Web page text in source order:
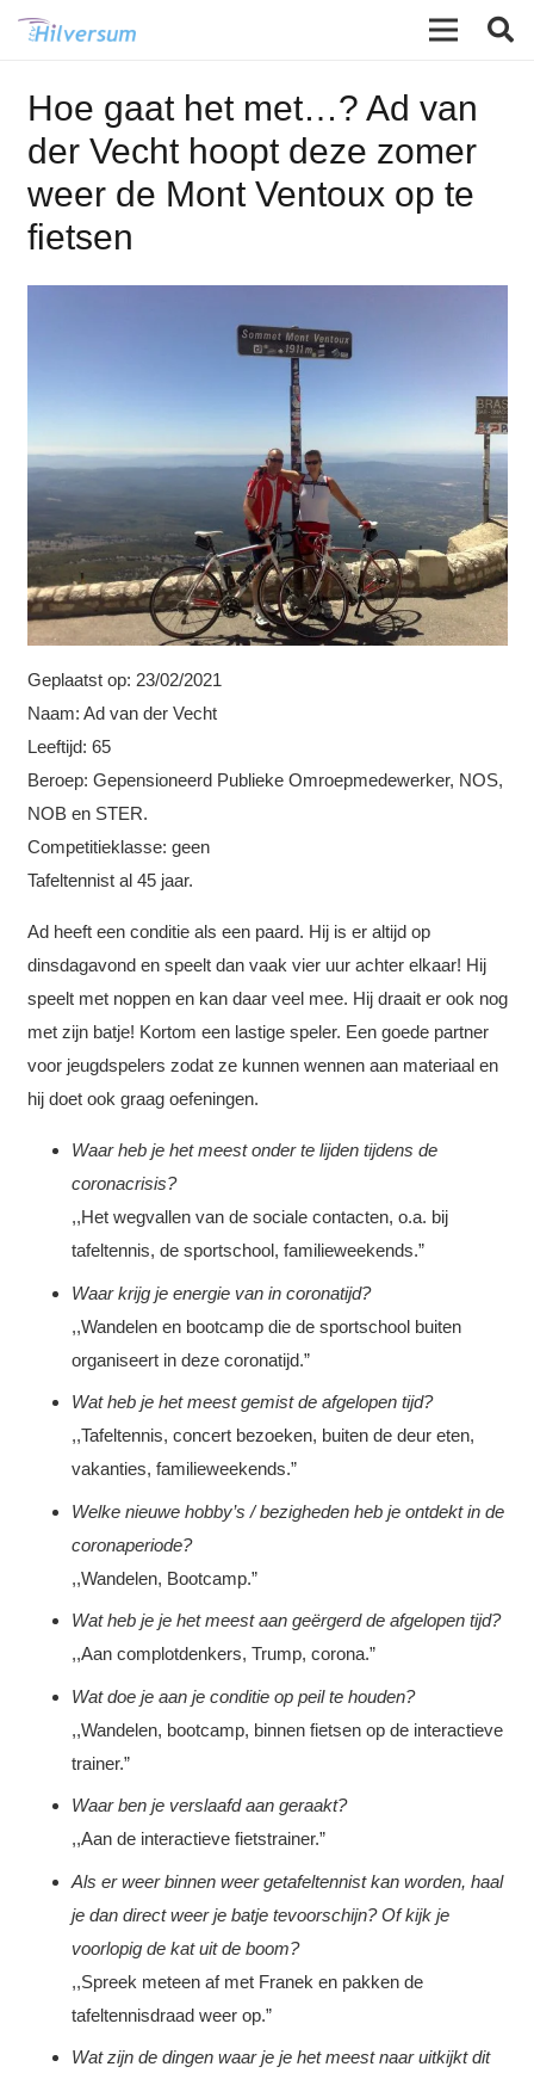
Hoe gaat het met…? Ad van
der Vecht hoopt deze zomer
weer de Mont Ventoux op te
fietsen
Geplaatst op: 23/02/2021
Naam: Ad van der Vecht
Leeftijd: 65
Beroep: Gepensioneerd Publieke Omroepmedewerker, NOS,
NOB en STER.
Competitieklasse: geen
Tafeltennist al 45 jaar.
Ad heeft een conditie als een paard. Hij is er altijd op
dinsdagavond en speelt dan vaak vier uur achter elkaar! Hij
speelt met noppen en kan daar veel mee. Hij draait er ook nog
met zijn batje! Kortom een lastige speler. Een goede partner
voor jeugdspelers zodat ze kunnen wennen aan materiaal en
hij doet ook graag oefeningen.
Waar heb je het meest onder te lijden tijdens de
coronacrisis?
,,Het wegvallen van de sociale contacten, o.a. bij
tafeltennis, de sportschool, familieweekends.”
Waar krijg je energie van in coronatijd?
,,Wandelen en bootcamp die de sportschool buiten
organiseert in deze coronatijd.”
Wat heb je het meest gemist de afgelopen tijd?
,,Tafeltennis, concert bezoeken, buiten de deur eten,
vakanties, familieweekends.”
Welke nieuwe hobby’s / bezigheden heb je ontdekt in de
coronaperiode?
,,Wandelen, Bootcamp.”
Wat heb je je het meest aan geërgerd de afgelopen tijd?
,,Aan complotdenkers, Trump, corona.”
Wat doe je aan je conditie op peil te houden?
,,Wandelen, bootcamp, binnen fietsen op de interactieve
trainer.”
Waar ben je verslaafd aan geraakt?
,,Aan de interactieve fietstrainer.”
Als er weer binnen weer getafeltennist kan worden, haal
je dan direct weer je batje tevoorschijn? Of kijk je
voorlopig de kat uit de boom?
,,Spreek meteen af met Franek en pakken de
tafeltennisdraad weer op.”
Wat zijn de dingen waar je je het meest naar uitkijkt dit